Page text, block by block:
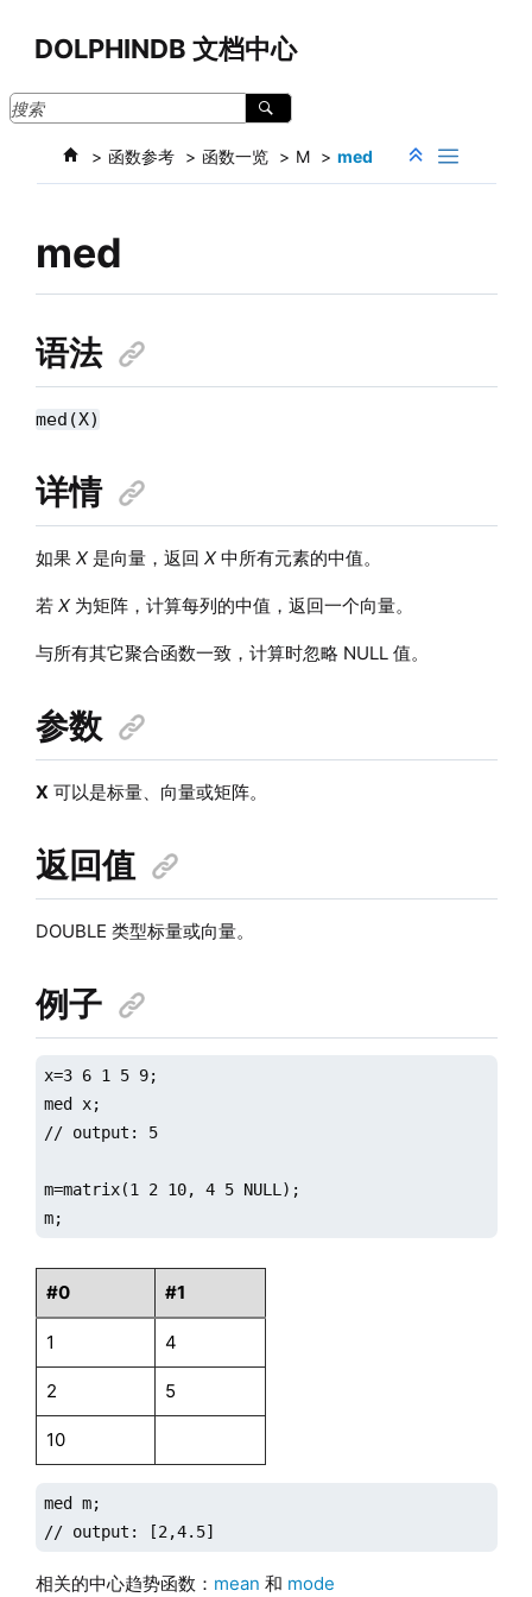
DOLPHINDB 文档中心
函数参考 函数一览 M med
med
语法
med(X)
详情
如果 X是向量，返回 X中所有元素的中值。
若 X为矩阵，计算每列的中值，返回一个向量。
与所有其它聚合函数一致，计算时忽略 NULL 值。
参数
X 可以是标量、向量或矩阵。
返回值
DOUBLE 类型标量或向量。
例子
x=3 6 1 5 9;
med x;
// output: 5
m=matrix(1 2 10, 4 5 NULL);
m;
#0 #1
1 4
2 5
10
med m;
// output: [2,4.5]
相关的中心趋势函数： mean 和 mode